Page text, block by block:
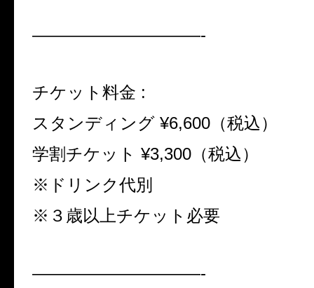
——————————-
チケット料金 :
スタンディング ¥6,600（税込）
学割チケット ¥3,300（税込）
※ドリンク代別
※３歳以上チケット必要
——————————-